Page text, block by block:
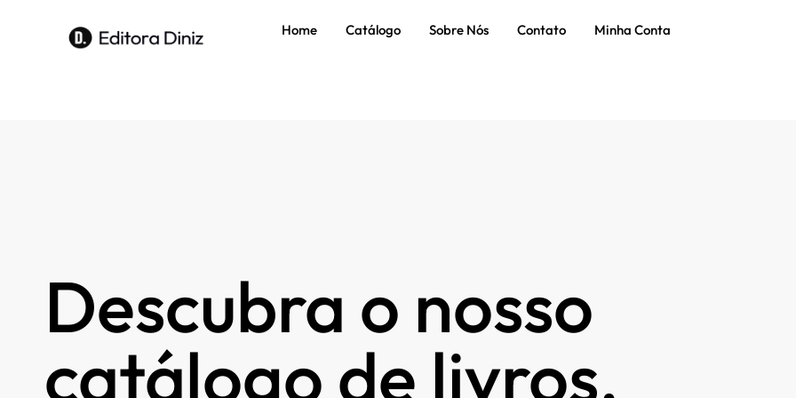
Home Catálogo Sobre Nós Contato Minha Conta
Descubra o nosso
catálogo de livros.